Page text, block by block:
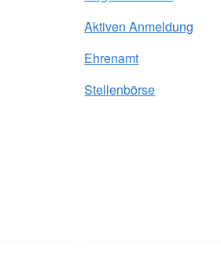
Aktiven Anmeldung
Ehrenamt
Stellenbörse